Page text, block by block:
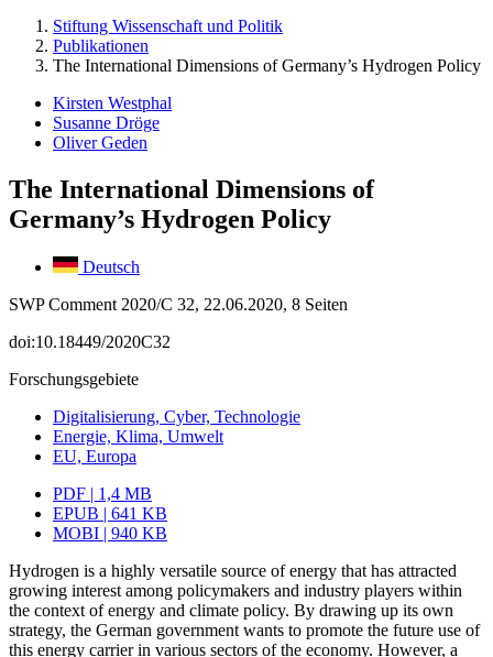
Stiftung Wissenschaft und Politik
Publikationen
The International Dimensions of Germany’s Hydrogen Policy
Kirsten Westphal
Susanne Dröge
Oliver Geden
The International Dimensions of
Germany’s Hydrogen Policy
Deutsch
SWP Comment 2020/C 32, 22.06.2020, 8 Seiten
doi:10.18449/2020C32
Forschungsgebiete
Digitalisierung, Cyber, Technologie
Energie, Klima, Umwelt
EU, Europa
PDF | 1,4 MB
EPUB | 641 KB
MOBI | 940 KB
Hydrogen is a highly versatile source of energy that has attracted
growing interest among policymakers and industry players within
the context of energy and climate policy. By drawing up its own
strategy, the German government wants to promote the future use of
this energy carrier in various sectors of the economy. However, a